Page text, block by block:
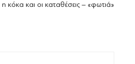
κόκα και οι καταθέσεις – «φωτιά»